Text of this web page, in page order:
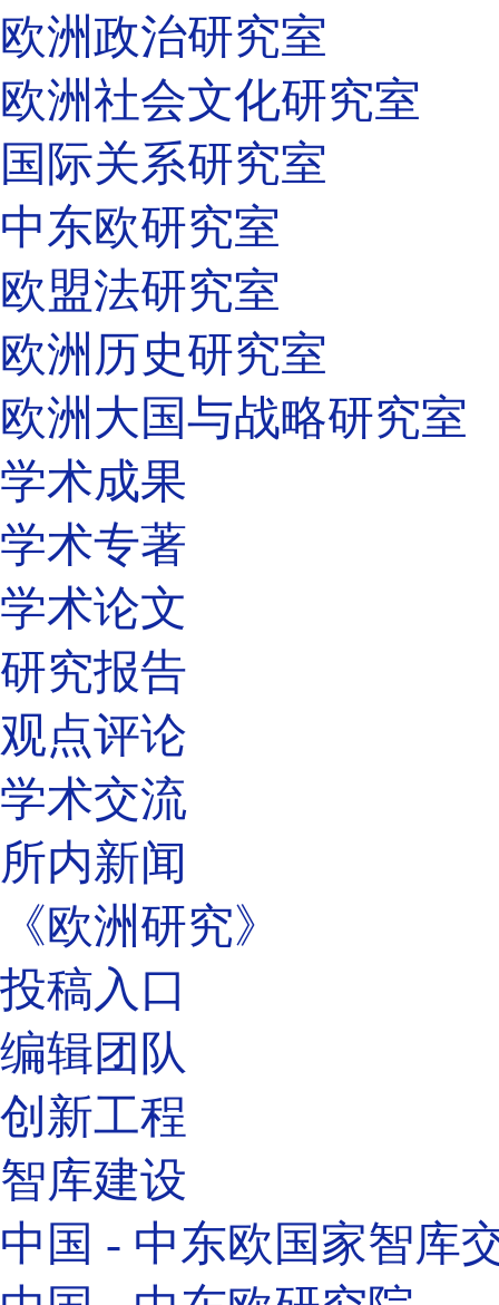
欧洲政治研究室
欧洲社会文化研究室
国际关系研究室
中东欧研究室
欧盟法研究室
欧洲历史研究室
欧洲大国与战略研究室
学术成果
学术专著
学术论文
研究报告
观点评论
学术交流
所内新闻
《欧洲研究》
投稿入口
编辑团队
创新工程
智库建设
中国 - 中东欧国家智库